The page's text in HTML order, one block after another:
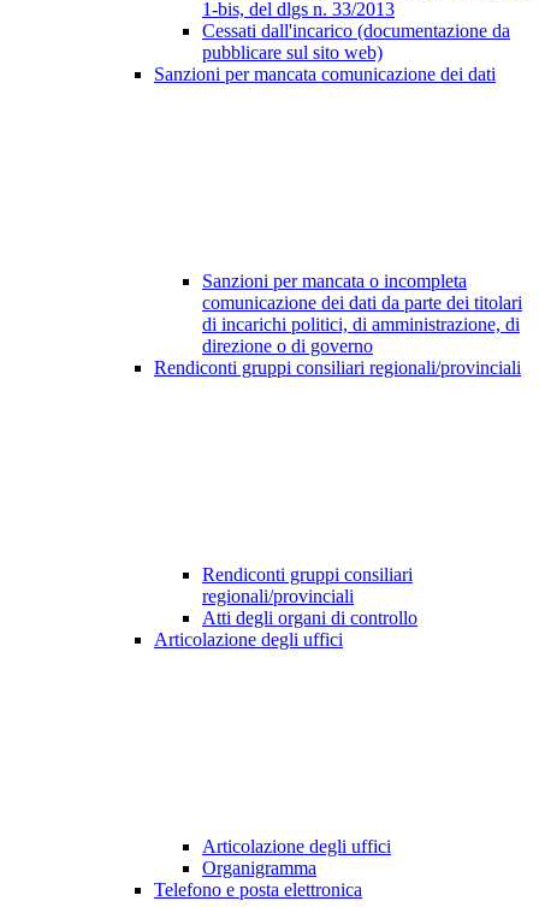
1-bis, del dlgs n. 33/2013
Cessati dall'incarico (documentazione da
pubblicare sul sito web)
Sanzioni per mancata comunicazione dei dati
Sanzioni per mancata o incompleta
comunicazione dei dati da parte dei titolari
di incarichi politici, di amministrazione, di
direzione o di governo
Rendiconti gruppi consiliari regionali/provinciali
Rendiconti gruppi consiliari
regionali/provinciali
Atti degli organi di controllo
Articolazione degli uffici
Articolazione degli uffici
Organigramma
Telefono e posta elettronica